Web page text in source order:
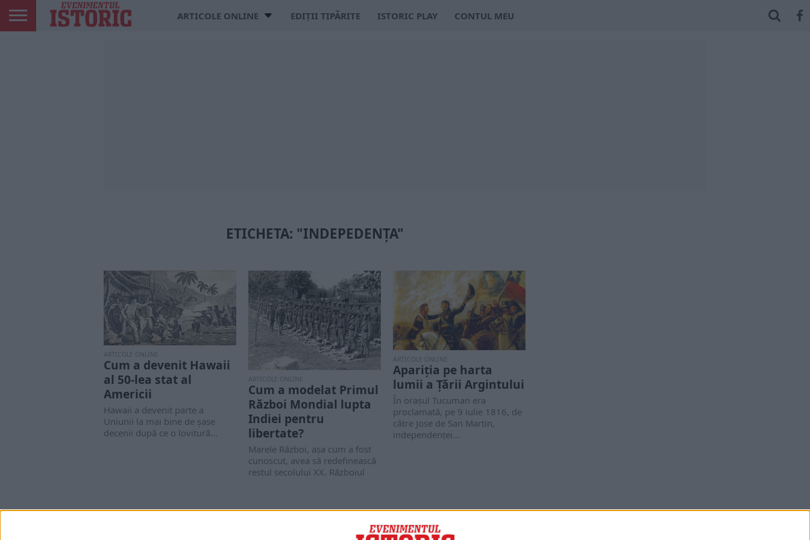
ARTICOLE ONLINE EDIȚII TIPĂRITE ISTORIC PLAY CONTUL MEU
ETICHETA: "INDEPEDENȚA"
ARTICOLE ONLINE
Cum a devenit Hawaii
al 50-lea stat al
Americii
Hawaii a devenit parte a
Uniunii la mai bine de șase
decenii după ce o lovitură...
ARTICOLE ONLINE
Cum a modelat Primul
Război Mondial lupta
Indiei pentru
libertate?
Marele Război, așa cum a fost
cunoscut, avea să redefinească
restul secolului XX. Războiul
ARTICOLE ONLINE
Apariția pe harta
lumii a Țării Argintului
În oraşul Tucuman era
proclamată, pe 9 iulie 1816, de
către Jose de San Martin,
independenţei...